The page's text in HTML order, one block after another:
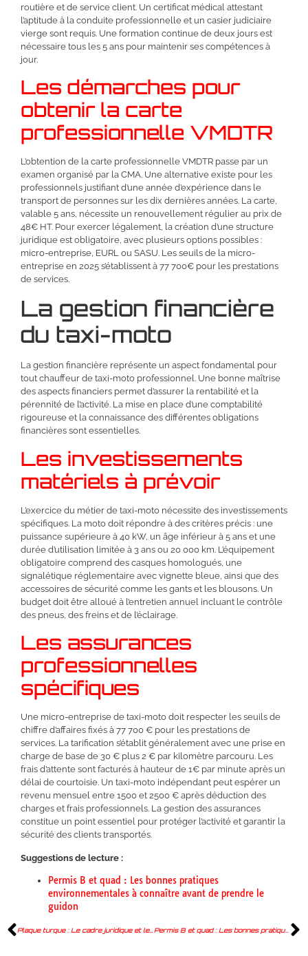
routière et de service client. Un certificat médical attestant
l’aptitude à la conduite professionnelle et un casier judiciaire
vierge sont requis. Une formation continue de deux jours est
nécessaire tous les 5 ans pour maintenir ses compétences à
jour.
Les démarches pour
obtenir la carte
professionnelle VMDTR
L’obtention de la carte professionnelle VMDTR passe par un
examen organisé par la CMA. Une alternative existe pour les
professionnels justifiant d’une année d’expérience dans le
transport de personnes sur les dix dernières années. La carte,
valable 5 ans, nécessite un renouvellement régulier au prix de
48€ HT. Pour exercer légalement, la création d’une structure
juridique est obligatoire, avec plusieurs options possibles :
micro-entreprise, EURL ou SASU. Les seuils de la micro-
entreprise en 2025 s’établissent à 77 700€ pour les prestations
de services.
La gestion financière
du taxi-moto
La gestion financière représente un aspect fondamental pour
tout chauffeur de taxi-moto professionnel. Une bonne maîtrise
des aspects financiers permet d’assurer la rentabilité et la
pérennité de l’activité. La mise en place d’une comptabilité
rigoureuse et la connaissance des différentes obligations
financières sont essentielles.
Les investissements
matériels à prévoir
L’exercice du métier de taxi-moto nécessite des investissements
spécifiques. La moto doit répondre à des critères précis : une
puissance supérieure à 40 kW, un âge inférieur à 5 ans et une
durée d’utilisation limitée à 3 ans ou 20 000 km. L’équipement
obligatoire comprend des casques homologués, une
signalétique réglementaire avec vignette bleue, ainsi que des
accessoires de sécurité comme les gants et les blousons. Un
budget doit être alloué à l’entretien annuel incluant le contrôle
des pneus, des freins et de l’éclairage.
Les assurances
professionnelles
spécifiques
Une micro-entreprise de taxi-moto doit respecter les seuils de
chiffre d’affaires fixés à 77 700 € pour les prestations de
services. La tarification s’établit généralement avec une prise en
charge de base de 30 € plus 2 € par kilomètre parcouru. Les
frais d’attente sont facturés à hauteur de 1€ par minute après un
délai de courtoisie. Un taxi-moto indépendant peut espérer un
revenu mensuel entre 1500 et 2500 € après déduction des
charges et frais professionnels. La gestion des assurances
constitue un point essentiel pour protéger l’activité et garantir la
sécurité des clients transportés.
Suggestions de lecture :
Permis B et quad : Les bonnes pratiques
environnementales à connaître avant de prendre le
guidon
Plaque turque : Le cadre juridique et les sanctions applicables aux plaques d’immatriculation en Turquie Permis B et quad : Les bonnes pratiques environnementales à connaître avant de prendre le guidon